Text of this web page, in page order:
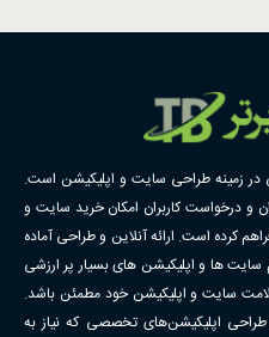
زمینه طراحی سایت و اپلیکیشن است.
و درخواست کاربران امکان خرید سایت و
کرده است. ارائه آنلاین و طراحی آماده
سایت ها و اپلیکیشن های بسیار پر ارزشی
سایت و اپلیکیشن خود مطمئن باشد.
اپلیکیشن‌های تخصصی که نیاز به